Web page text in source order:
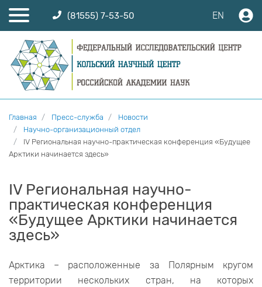
(81555) 7-53-50 EN
Главная Пресс-служба
Новости
Научно-организационный отдел
IV Региональная научно-практическая конференция «Будущее
Арктики начинается здесь»
IV Региональная научно-
практическая конференция
«Будущее Арктики начинается
здесь»
Арктика – расположенные за Полярным кругом
территории нескольких стран, на которых